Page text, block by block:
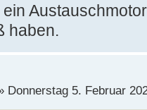
haben.
Donnerstag 5. Februar